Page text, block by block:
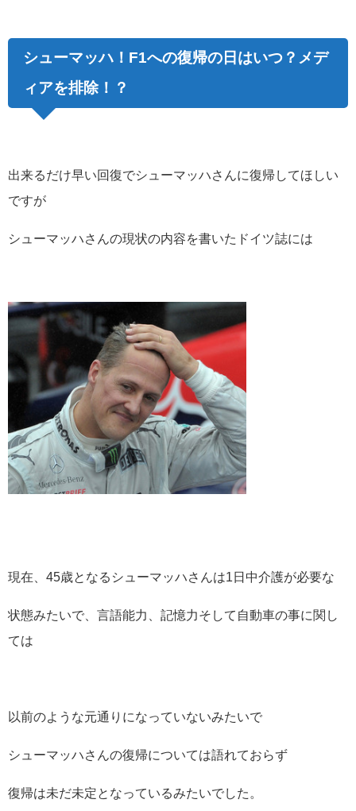
シューマッハ！F1への復帰の日はいつ？メデ
ィアを排除！？
出来るだけ早い回復でシューマッハさんに復帰してほしい
ですが
シューマッハさんの現状の内容を書いたドイツ誌には
現在、45歳となるシューマッハさんは1日中介護が必要な
状態みたいで、言語能力、記憶力そして自動車の事に関し
ては
以前のような元通りになっていないみたいで
シューマッハさんの復帰については語れておらず
復帰は未だ未定となっているみたいでした。